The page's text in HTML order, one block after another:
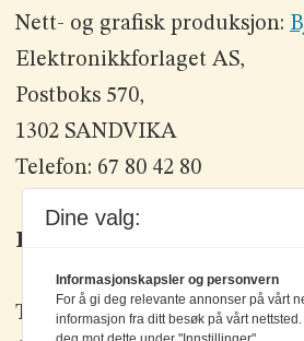
Nett- og grafisk produksjon:
Elektronikkforlaget AS,
Postboks 570,
1302 SANDVIKA
Telefon: 67 80 42 80
Kontakt oss
Tlf: +47 67 80 42 80
Dine valg:
Informasjonskapsler og personvern
For å gi deg relevante annonser på vårt
informasjon fra ditt besøk på vårt